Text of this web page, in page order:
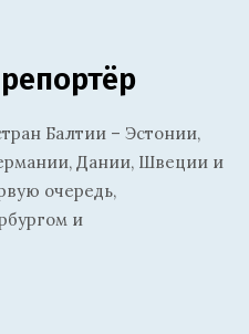
Балтии – Эстонии,
Дании, Швеции и
очередь,
и